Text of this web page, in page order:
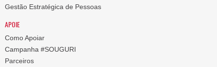
Gestão Estratégica de Pessoas
APOIE
Como Apoiar
Campanha #SOUGURI
Parceiros